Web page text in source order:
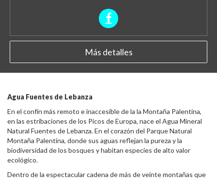
Más detalles
Agua Fuentes de Lebanza
En el confín más remoto e inaccesible de la la Montaña Palentina,
en las estribaciones de los Picos de Europa, nace el Agua Mineral
Natural Fuentes de Lebanza. En el corazón del Parque Natural
Montaña Palentina, donde sus aguas reflejan la pureza y la
biodiversidad de los bosques y habitan especies de alto valor
ecológico.
Dentro de la espectacular cadena de más de veinte montañas que